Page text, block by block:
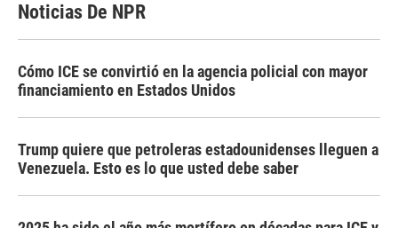
Noticias De NPR
Cómo ICE se convirtió en la agencia policial con mayor
financiamiento en Estados Unidos
Trump quiere que petroleras estadounidenses lleguen a
Venezuela. Esto es lo que usted debe saber